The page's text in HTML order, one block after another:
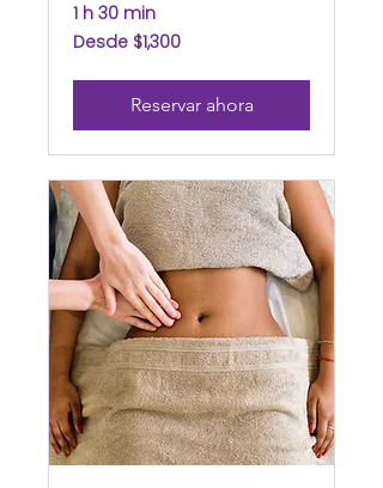
1 h 30 min
Desde
1,300
Desde $1,300
Reservar ahora